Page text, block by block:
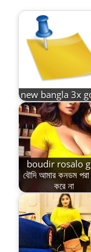
new bangla 3x
boudir rosalo
বৌদি আমার কনডম পরা
করে না